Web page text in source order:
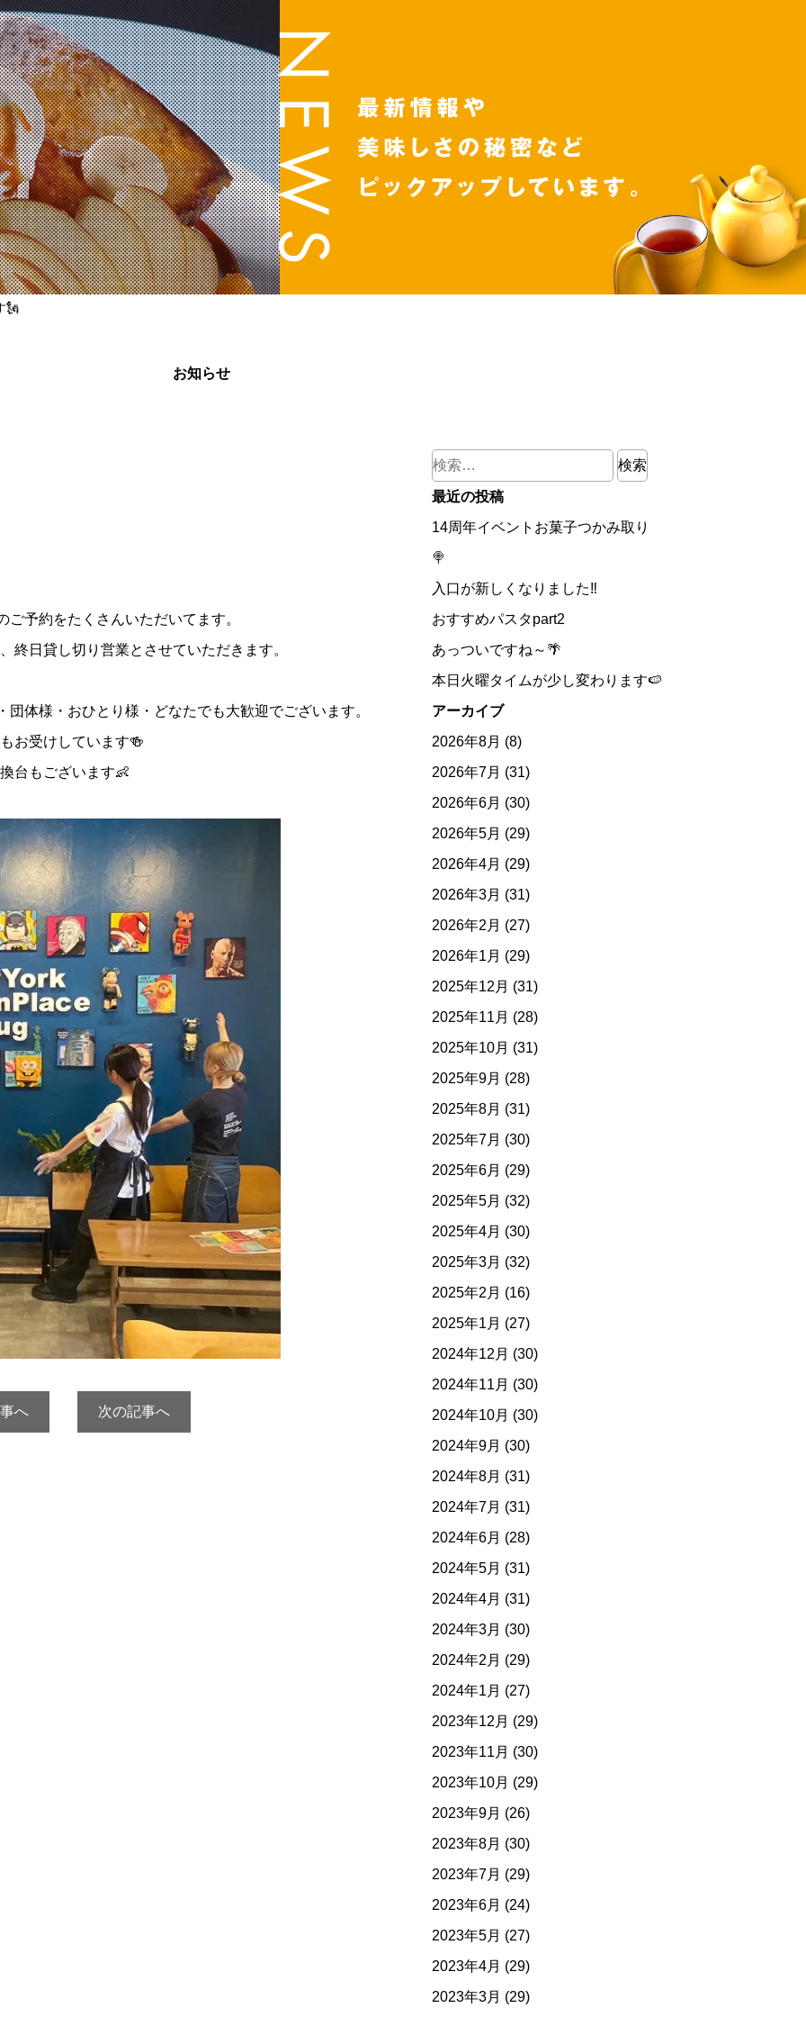
🗽
お知らせ
予約をたくさんいただいてます。
終日貸し切り営業とさせていただきます。
体様・おひとり様・どなたでも大歓迎でございます。
お受けしています🍻
台もございます👶
へ 次の記事へ
検
索:
最近の投稿
14周年イベントお菓子つかみ取り
🍭
入口が新しくなりました‼
おすすめパスタpart2
あっついですね～🌴
本日火曜タイムが少し変わります🍉
アーカイブ
2026年8月 (8)
2026年7月 (31)
2026年6月 (30)
2026年5月 (29)
2026年4月 (29)
2026年3月 (31)
2026年2月 (27)
2026年1月 (29)
2025年12月 (31)
2025年11月 (28)
2025年10月 (31)
2025年9月 (28)
2025年8月 (31)
2025年7月 (30)
2025年6月 (29)
2025年5月 (32)
2025年4月 (30)
2025年3月 (32)
2025年2月 (16)
2025年1月 (27)
2024年12月 (30)
2024年11月 (30)
2024年10月 (30)
2024年9月 (30)
2024年8月 (31)
2024年7月 (31)
2024年6月 (28)
2024年5月 (31)
2024年4月 (31)
2024年3月 (30)
2024年2月 (29)
2024年1月 (27)
2023年12月 (29)
2023年11月 (30)
2023年10月 (29)
2023年9月 (26)
2023年8月 (30)
2023年7月 (29)
2023年6月 (24)
2023年5月 (27)
2023年4月 (29)
2023年3月 (29)